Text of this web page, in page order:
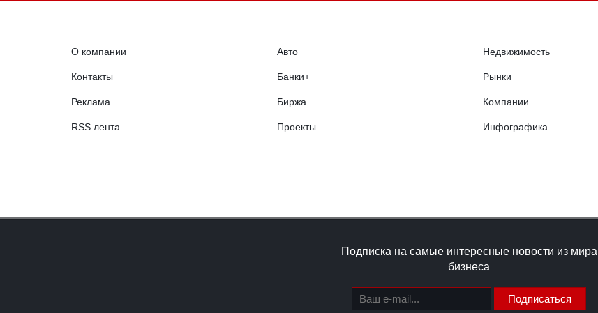
О компании
Контакты
Реклама
RSS лента
Авто
Банки+
Биржа
Проекты
Недвижимость
Рынки
Компании
Инфографика
Подписка на самые интересные новости из мира
бизнеса
Подписаться